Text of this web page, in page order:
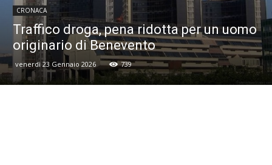
CRONACA
Traffico droga, pena ridotta per un uomo
originario di Benevento
venerdì 23 Gennaio 2026 739